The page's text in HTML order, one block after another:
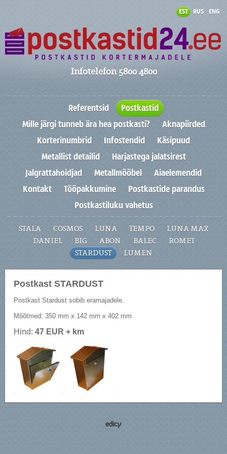
EST RUS ENG
Infotelefon 5800 4800
Referentsid
Postkastid
Mille järgi tunneb ära hea postkasti?
Aknapiirded
Korterinumbrid
Infostendid
Käsipuud
Metallist detailid
Harjastega jalatsirest
Jalgrattahoidjad
Metallmööbel
Aiaelemendid
Kontakt
Tööpakkumine
Postkastide parandus
Postkastiluku vahetus
STALA COSMOS LUNA TEMPO
LUNA MAX
DANIEL
BIG ABON BALEC
ROMET
STARDUST
LUMEN
Postkast STARDUST
Postkast Stardust sobib eramajadele.
Mõõtmed: 350 mm x 142 mm x 402 mm
Hind:47 EUR + km